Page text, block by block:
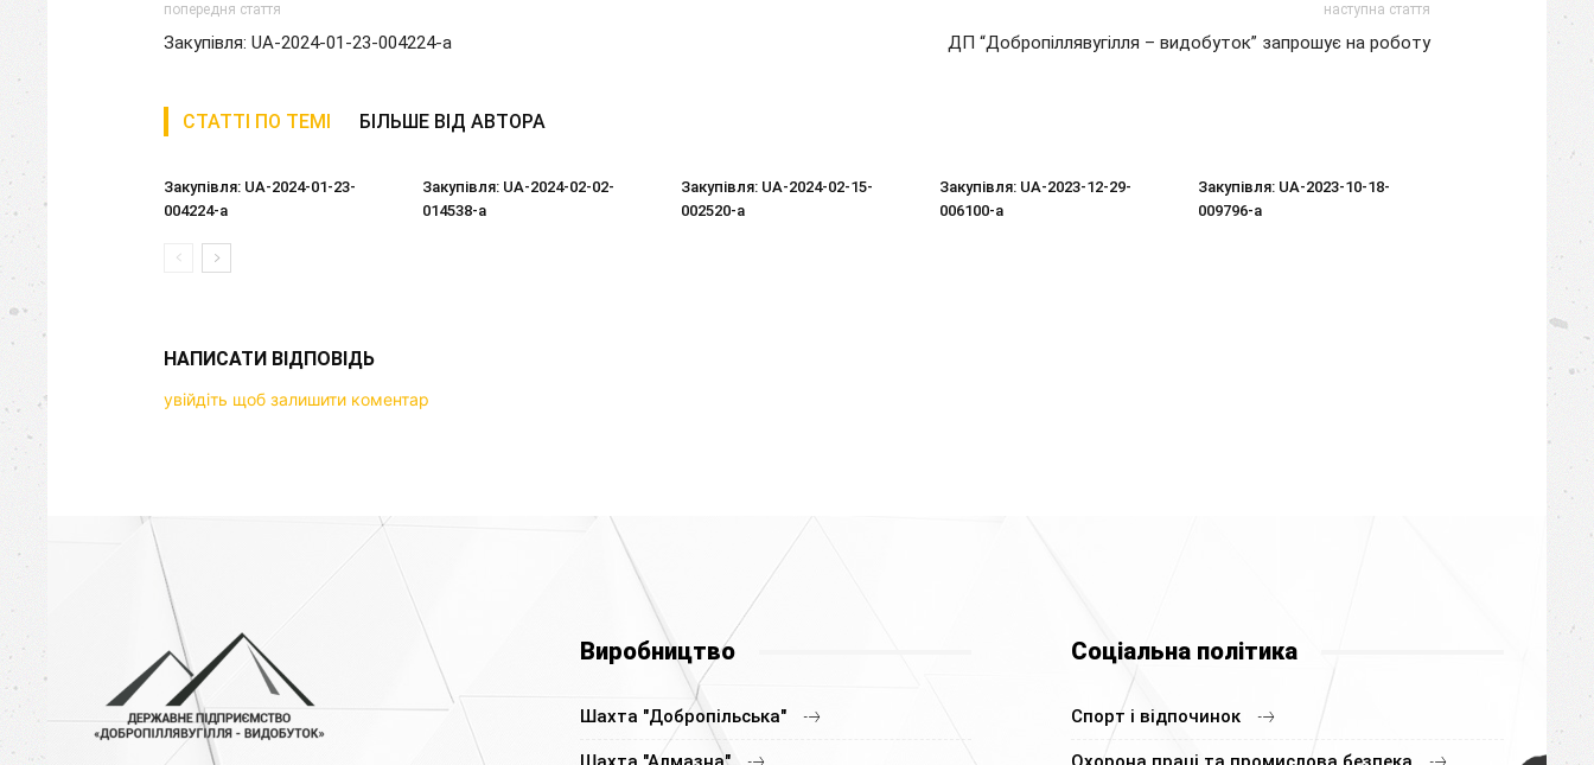
попередня стаття
Закупівля: UA-2024-01-23-004224-a
наступна стаття
ДП “Добропіллявугілля – видобуток” запрошує на роботу
СТАТТІ ПО ТЕМІ БІЛЬШЕ ВІД АВТОРА
Закупівля: UA-2024-01-23-
004224-a
Закупівля: UA-2024-02-02-
014538-a
Закупівля: UA-2024-02-15-
002520-a
Закупівля: UA-2023-12-29-
006100-a
Закупівля: UA-2023-10-18-
009796-a
НАПИСАТИ ВІДПОВІДЬ
увійдіть щоб залишити коментар
Виробництво
Шахта "Добропільська"
Соціальна політика
Спорт і відпочинок